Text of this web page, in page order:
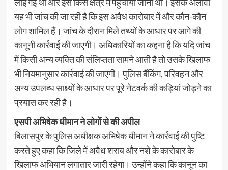
यह भी जांच की जा रही है कि इस अवैध कारोबार में और कौन-कौन
लोग शामिल हैं। जांच के दौरान मिले तथ्यों के आधार पर आगे की
कानूनी कार्रवाई की जाएगी। अधिकारियों का कहना है कि यदि जांच
में किसी अन्य व्यक्ति की संलिप्तता सामने आती है तो उसके खिलाफ
भी नियमानुसार कार्रवाई की जाएगी। पुलिस बैंकिंग, परिवहन और
अन्य उपलब्ध साक्ष्यों के आधार पर पूरे नेटवर्क की कड़ियां जोड़ने का
प्रयास कर रही है।
एसपी अभिषेक धीमान ने लोगों से की अपील
बिलासपुर के पुलिस अधीक्षक अभिषेक धीमान ने कार्रवाई की पुष्टि
करते हुए कहा कि जिले में अवैध शराब और नशे के कारोबार के
खिलाफ अभियान लगातार जारी रहेगा। उन्होंने कहा कि कानून का